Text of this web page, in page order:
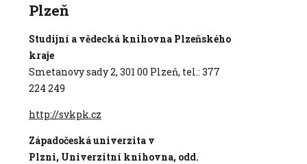
Plzeň
Studijní a vědecká knihovna Plzeňského
kraje
Smetanovy sady 2, 301 00 Plzeň, tel.: 377
224 249
http://svkpk.cz
Západočeská univerzita v
Plzni, Univerzitní knihovna, odd.